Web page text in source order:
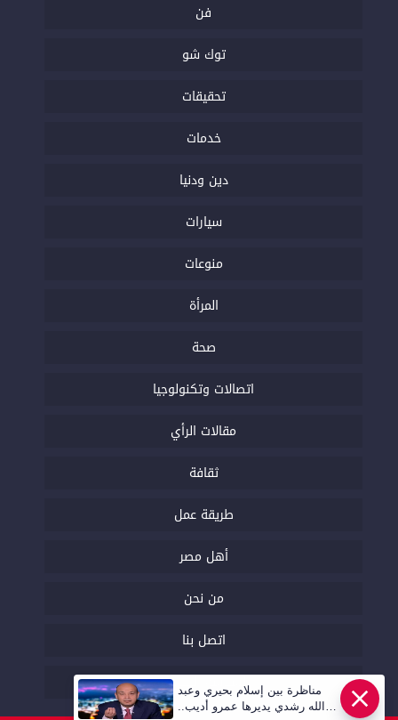
فن
توك شو
تحقيقات
خدمات
دين ودنيا
سيارات
منوعات
المرأة
صحة
اتصالات وتكنولوجيا
مقالات الرأي
ثقافة
طريقة عمل
أهل مصر
من نحن
اتصل بنا
السياسة التحريرية
عاجل
مناظرة بين إسلام بحيري وعبد
الله رشدي يديرها عمرو أديب..